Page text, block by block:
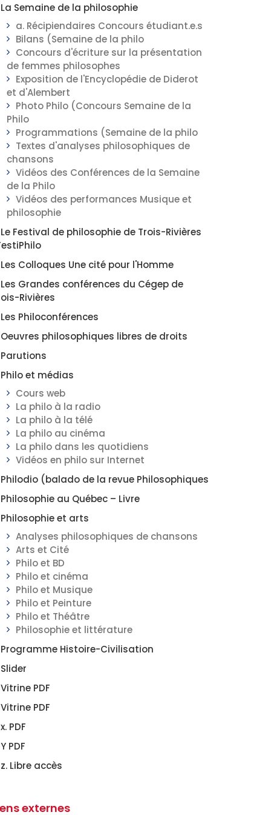
La Semaine de la philosophie
a. Récipiendaires Concours étudiant.e.s
Bilans (Semaine de la philo
Concours d'écriture sur la présentation
de femmes philosophes
Exposition de l'Encyclopédie de Diderot
et d'Alembert
Photo Philo (Concours Semaine de la
Philo
Programmations (Semaine de la philo
Textes d'analyses philosophiques de
chansons
Vidéos des Conférences de la Semaine
de la Philo
Vidéos des performances Musique et
philosophie
Le Festival de philosophie de Trois-Rivières
Les Colloques Une cité pour l'Homme
Les Grandes conférences du Cégep de
Rivières
Les Philoconférences
Oeuvres philosophiques libres de droits
Parutions
Philo et médias
Cours web
La philo à la radio
La philo à la télé
La philo au cinéma
La philo dans les quotidiens
Vidéos en philo sur Internet
Philodio (balado de la revue Philosophiques
Philosophie au Québec – Livre
Philosophie et arts
Analyses philosophiques de chansons
Arts et Cité
Philo et BD
Philo et cinéma
Philo et Musique
Philo et Peinture
Philo et Théâtre
Philosophie et littérature
Programme Histoire-Civilisation
Slider
Vitrine PDF
Vitrine PDF
x. PDF
Y PDF
z. Libre accès
externes